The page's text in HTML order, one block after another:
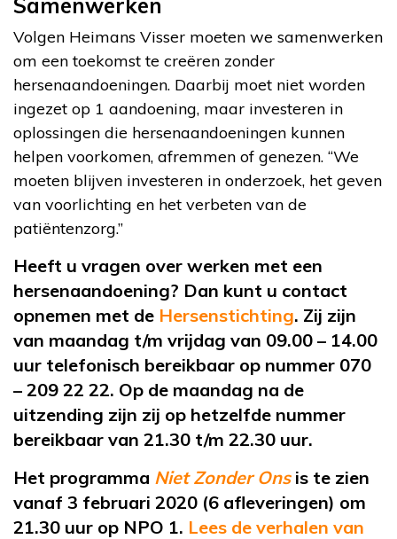
Volgen Heimans Visser moeten we samenwerken
om een toekomst te creëren zonder
hersenaandoeningen. Daarbij moet niet worden
ingezet op 1 aandoening, maar investeren in
oplossingen die hersenaandoeningen kunnen
helpen voorkomen, afremmen of genezen. “We
moeten blijven investeren in onderzoek, het geven
van voorlichting en het verbeten van de
patiëntenzorg.”
Heeft u vragen over werken met een
hersenaandoening? Dan kunt u contact
opnemen met de Hersenstichting. Zij zijn
van maandag t/m vrijdag van 09.00 – 14.00
uur telefonisch bereikbaar op nummer 070
– 209 22 22. Op de maandag na de
uitzending zijn zij op hetzelfde nummer
bereikbaar van 21.30 t/m 22.30 uur.
Het programma Niet Zonder Onsis te zien
vanaf 3 februari 2020 (6 afleveringen) om
21.30 uur op NPO 1. Lees de verhalen van